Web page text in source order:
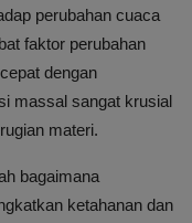
perubahan cuaca
faktor perubahan
dengan
massal sangat krusial
materi.
bagaimana
ketahanan dan